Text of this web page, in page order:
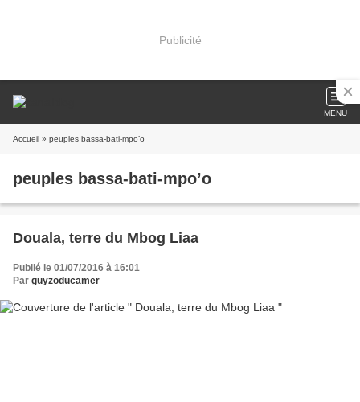
Publicité
MENU
Accueil » peuples bassa-bati-mpo’o
peuples bassa-bati-mpo’o
Douala, terre du Mbog Liaa
Publié le 01/07/2016 à 16:01
Par guyzoducamer